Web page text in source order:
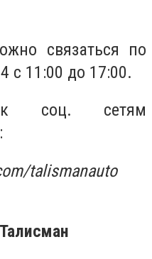
связаться по
с 11:00 до 17:00.
к соц. сетям
talismanauto